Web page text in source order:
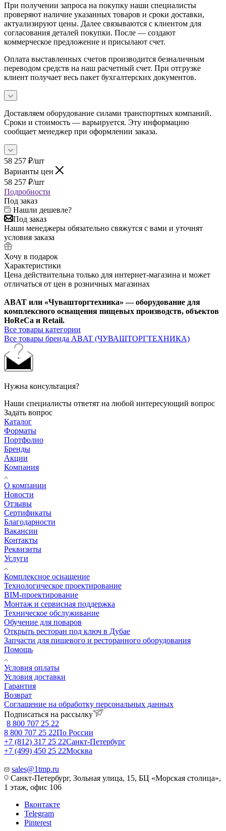
При получении запроса на покупку наши специалисты
проверяют наличие указанных товаров и сроки доставки,
актуализируют цены. Далее связываются с клиентом для
согласования деталей покупки. После — создают
коммерческое предложение и присылают счет.
Оплата выставленных счетов производится безналичным
переводом средств на наш расчетный счет. При отгрузке
клиент получает весь пакет бухгалтерских документов.
Доставляем оборудование силами транспортных компаний.
Сроки и стоимость — варьируется. Эту информацию
сообщает менеджер при оформлении заказа.
58 257 ₽/шт
Варианты цен
58 257 ₽/шт
Подробности
Под заказ
Нашли дешевле?
Под заказ
Наши менеджеры обязательно свяжутся с вами и уточнят
условия заказа
Хочу в подарок
Характеристики
Цена действительна только для интернет-магазина и может
отличаться от цен в розничных магазинах
ABAT или «Чувашторгтехника» — оборудование для
комплексного оснащения пищевых производств, объектов
HoReCa и Retail.
Все товары категории
Все товары бренда ABAT (ЧУВАШТОРГТЕХНИКА)
Нужна консультация?
Наши специалисты ответят на любой интересующий вопрос
Задать вопрос
Каталог
Форматы
Портфолио
Бренды
Акции
Компания
О компании
Новости
Отзывы
Сертификаты
Благодарности
Вакансии
Контакты
Реквизиты
Услуги
Комплексное оснащение
Технологическое проектирование
BIM-проектирование
Монтаж и сервисная поддержка
Техническое обслуживание
Обучение для поваров
Открыть ресторан под ключ в Дубае
Запчасти для пищевого и ресторанного оборудования
Помощь
Условия оплаты
Условия доставки
Гарантия
Возврат
Соглашение на обработку персональных данных
Подписаться на рассылку
8 800 707 25 22
8 800 707 25 22По России
+7 (812) 317 25 22Санкт-Петербург
+7 (499) 450 25 22Москва
sales@1tmp.ru
Санкт-Петербург, Зольная улица, 15, БЦ «Морская столица»,
1 этаж, офис 106
Вконтакте
Telegram
Pinterest